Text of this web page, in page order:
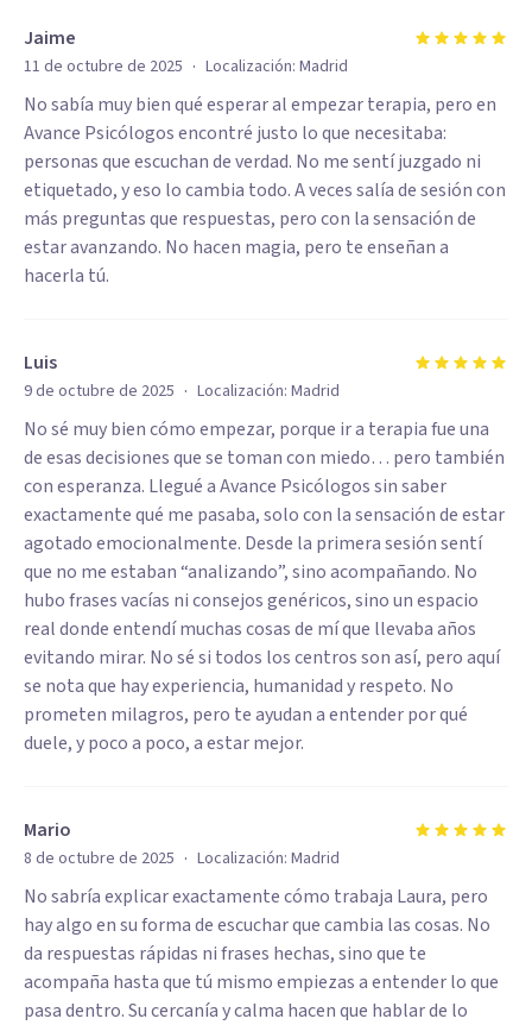
Jaime
11 de octubre de 2025 · Localización: Madrid
No sabía muy bien qué esperar al empezar terapia, pero en
Avance Psicólogos encontré justo lo que necesitaba:
personas que escuchan de verdad. No me sentí juzgado ni
etiquetado, y eso lo cambia todo. A veces salía de sesión con
más preguntas que respuestas, pero con la sensación de
estar avanzando. No hacen magia, pero te enseñan a
hacerla tú.
Luis
9 de octubre de 2025 · Localización: Madrid
No sé muy bien cómo empezar, porque ir a terapia fue una
de esas decisiones que se toman con miedo… pero también
con esperanza. Llegué a Avance Psicólogos sin saber
exactamente qué me pasaba, solo con la sensación de estar
agotado emocionalmente. Desde la primera sesión sentí
que no me estaban “analizando”, sino acompañando. No
hubo frases vacías ni consejos genéricos, sino un espacio
real donde entendí muchas cosas de mí que llevaba años
evitando mirar. No sé si todos los centros son así, pero aquí
se nota que hay experiencia, humanidad y respeto. No
prometen milagros, pero te ayudan a entender por qué
duele, y poco a poco, a estar mejor.
Mario
8 de octubre de 2025 · Localización: Madrid
No sabría explicar exactamente cómo trabaja Laura, pero
hay algo en su forma de escuchar que cambia las cosas. No
da respuestas rápidas ni frases hechas, sino que te
acompaña hasta que tú mismo empiezas a entender lo que
pasa dentro. Su cercanía y calma hacen que hablar de lo